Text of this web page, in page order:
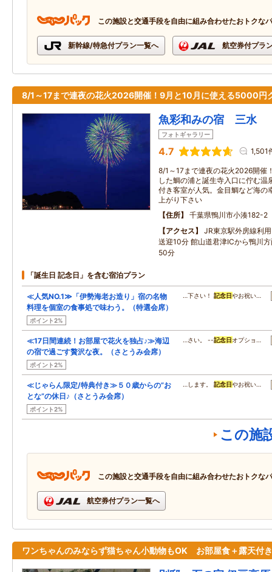
この施設と交通手段を自由に組み合わせたおトクな
新幹線/特急付プラン一覧へ 航空券付プラ
8/1～17まで連夜の花火2026開催！9月と10月に使える5000円
魚彩和みの宿 三水
フォトギャラリー
4.7 1,501
8/1～17まで連夜の花火2026開催
した鯛の浦と誕生寺入口に佇む温
付き客室が人気。金目鯛など海の
上がり下さい
住所
千葉県鴨川市小湊182-2
アクセス
JR東京駅外房線利
送迎10分 館山道君津ICから鴨川
50分
「誕生日 記念日」を含む宿泊プラン
≪人気NO.1≫「伊勢海老お造り」宿の名物
料理を個室の食事処で味わう。（特選会席）
ポイント2%
…下さい！記念日やお祝い…
≪17日間連続！お部屋で花火を独占♪≫海辺
の宿で過ごす贅沢な夜。（さとうみ会席）
ポイント2%
…さい。 --記念日 オプショ…
≪じゃらん限定/特典付き≫５０歳からの”お
とな”の休日♪（さとうみ会席）
ポイント2%
…します。記念日やお祝い…
この施
この施設と交通手段を自由に組み合わせたおトクな
航空券付プラン一覧へ
ワンちゃんのみならず猫ちゃん小動物もOK お部屋食＋露天付